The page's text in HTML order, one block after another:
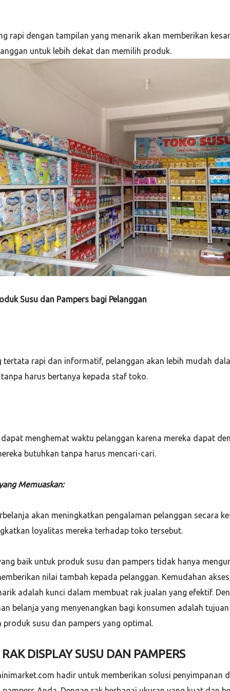
rapi dengan tampilan yang menarik akan memberikan
untuk lebih dekat dan memilih produk.
Susu dan Pampers bagi Pelanggan
tertata rapi dan informatif, pelanggan akan lebih mudah
harus bertanya kepada staf toko.
menghemat waktu pelanggan karena mereka dapat
butuhkan tanpa harus mencari-cari.
Memuaskan:
akan meningkatkan pengalaman pelanggan secara
loyalitas mereka terhadap toko tersebut.
baik untuk produk susu dan pampers tidak hanya
nilai tambah kepada pelanggan. Kemudahan
adalah kunci dalam membuat rak jualan yang efektif.
belanja yang menyenangkan bagi konsumen adalah
susu dan pampers yang optimal.
DISPLAY SUSU DAN PAMPERS
hadir untuk memberikan solusi penyimpanan